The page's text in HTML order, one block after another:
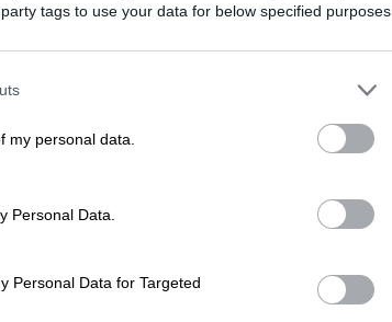
tags to use your data for below specified purposes
my personal data.
Personal Data.
Personal Data for Targeted
Απόφαση (ΦΕΚ Β'
Κεφαλογιάννη
Χάρη Θεοχάρη
Τριαντόπουλου